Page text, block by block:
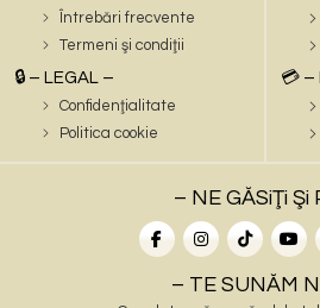
Întrebări frecvente
Termeni şi condiţii
🔒 – LEGAL –
Confidenţialitate
Politica cookie
💳 –
– NE GĂSiŢi Şi
– TE SUNĂM